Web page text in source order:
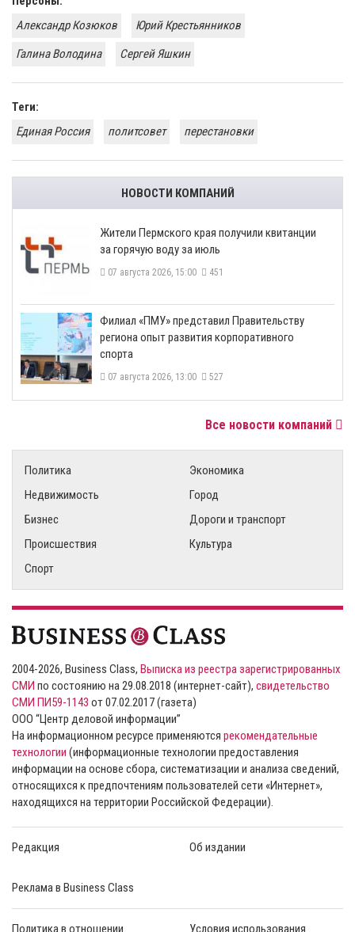
Александр Козюков
Юрий Крестьянников
Галина Володина
Сергей Яшкин
Теги:
Единая Россия
политсовет перестановки
НОВОСТИ КОМПАНИЙ
​Жители Пермского края получили квитанции
за горячую воду за июль
07 августа 2026, 15:00 451
​Филиал «ПМУ» представил Правительству
региона опыт развития корпоративного
спорта
07 августа 2026, 13:00 527
Все новости компаний
Политика
Экономика
Недвижимость
Город
Бизнес
Дороги и транспорт
Происшествия
Культура
Спорт
2004-2026, Business Class, Выписка из реестра зарегистрированных
СМИ по состоянию на 29.08.2018 (интернет-сайт), свидетельство
СМИ ПИ59-1143 от 07.02.2017 (газета)
ООО “Центр деловой информации”
На информационном ресурсе применяются рекомендательные
технологии (информационные технологии предоставления
информации на основе сбора, систематизации и анализа сведений,
относящихся к предпочтениям пользователей сети «Интернет»,
находящихся на территории Российской Федерации).
Редакция Об издании
Реклама в Business Class
Политика в отношении Условия использования